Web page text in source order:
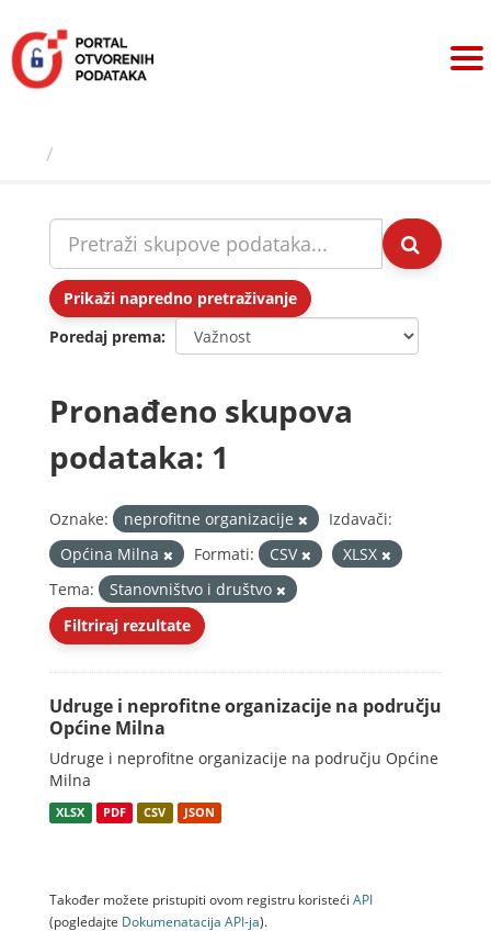
sadržaj
Prikaži napredno pretraživanje
Poredaj prema
Pronađeno skupova
podataka: 1
Oznake: neprofitne organizacije
Izdavači:
Općina Milna
Formati: CSV
XLSX
Tema:
Stanovništvo i društvo
Filtriraj rezultate
Udruge i neprofitne organizacije na području
Općine Milna
Udruge i neprofitne organizacije na području Općine
Milna
XLSX PDF CSV JSON
Također možete pristupiti ovom registru koristeći API
(pogledajte Dokumenаtаcijа API-jа).